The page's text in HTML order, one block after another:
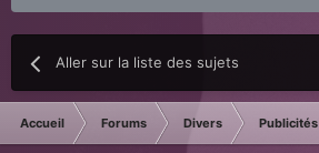
Aller sur la liste des sujets
Accueil Forums Divers